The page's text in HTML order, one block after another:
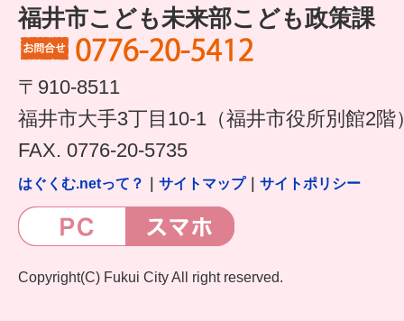
福井市こども未来部こども政策課
〒910-8511
福井市大手3丁目10-1（福井市役所別館2階
FAX. 0776-20-5735
はぐくむ.netって？ サイトマップ｜ サイトポリシー
Copyright(C) Fukui City All right reserved.
ソーシャルメディア
すまいるサポート行事案内